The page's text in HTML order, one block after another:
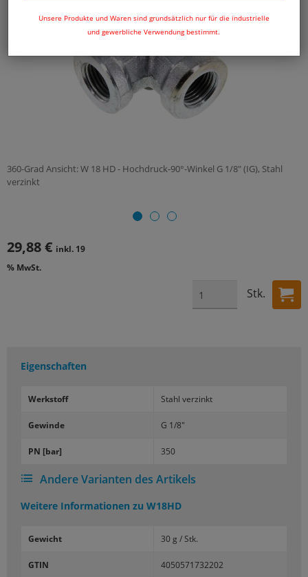
Unsere Produkte und Waren sind grundsätzlich nur für die industrielle
und gewerbliche Verwendung bestimmt.
360-Grad Ansicht: W 18 HD - Hochdruck-90°-Winkel G 1/8" (IG), Stahl
verzinkt
29,88 € inkl. 19
% MwSt.
Stk.
Eigenschaften
Werk­stoff Stahl ver­zinkt
Ge­win­de G 1/8"
PN [bar] 350
Andere Varianten des Artikels
Weitere Informationen zu W18HD
Gewicht 30 g / Stk.
GTIN 4050571732202